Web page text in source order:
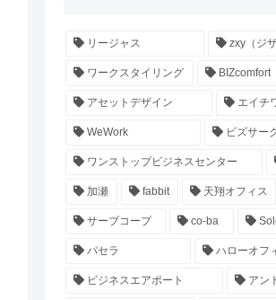
リージャス zxy（ジザ
ワークスタイリング BIZcomfort
アセットデザイン エイチ
WeWork ビズサー
ワンストップビジネスセンター
加瀬 fabbit 天翔オフィス
サーブコープ co-ba
パセラ ハローオフ
ビジネスエアポート アン